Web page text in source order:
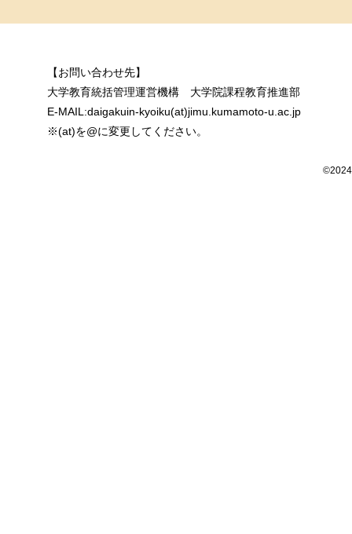
【お問い合わせ先】
大学教育統括管理運営機構 大学院課程教育推進部
E-MAIL:daigakuin-kyoiku(at)jimu.kumamoto-u.ac.jp
※(at)を@に変更してください。
©2024